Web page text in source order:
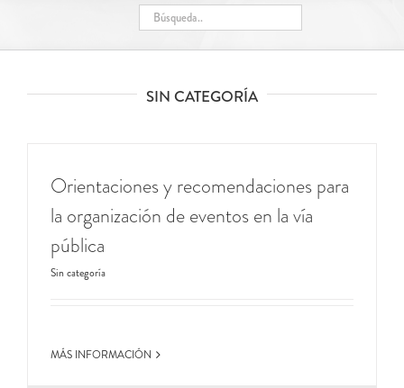
SIN CATEGORÍA
Orientaciones y recomendaciones para
la organización de eventos en la vía
pública
Sin categoría
MÁS INFORMACIÓN